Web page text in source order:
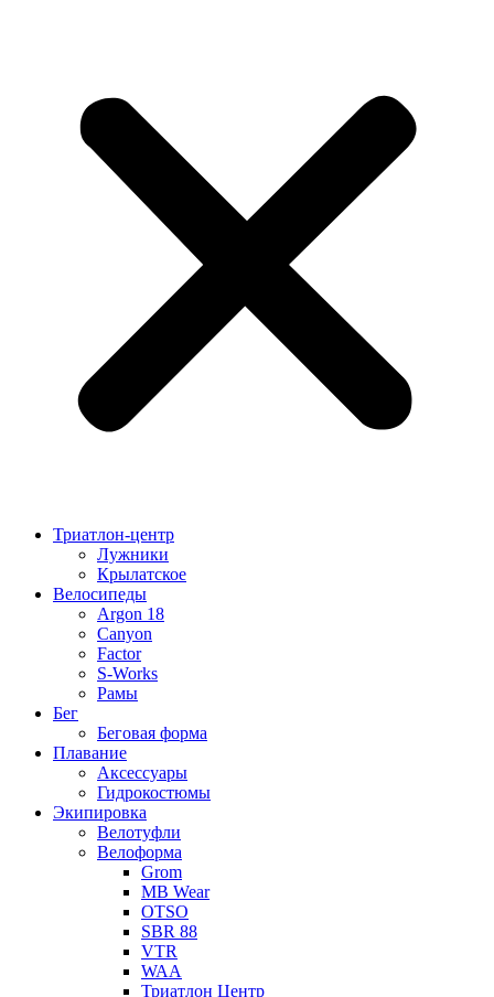
Триатлон-центр
Лужники
Крылатское
Велосипеды
Argon 18
Canyon
Factor
S-Works
Рамы
Бег
Беговая форма
Плавание
Аксессуары
Гидрокостюмы
Экипировка
Велотуфли
Велоформа
Grom
MB Wear
OTSO
SBR 88
VTR
WAA
Триатлон Центр